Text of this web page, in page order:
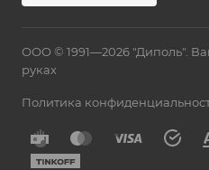
ООО © 1991—2026 "Диполь".
руках
Политика